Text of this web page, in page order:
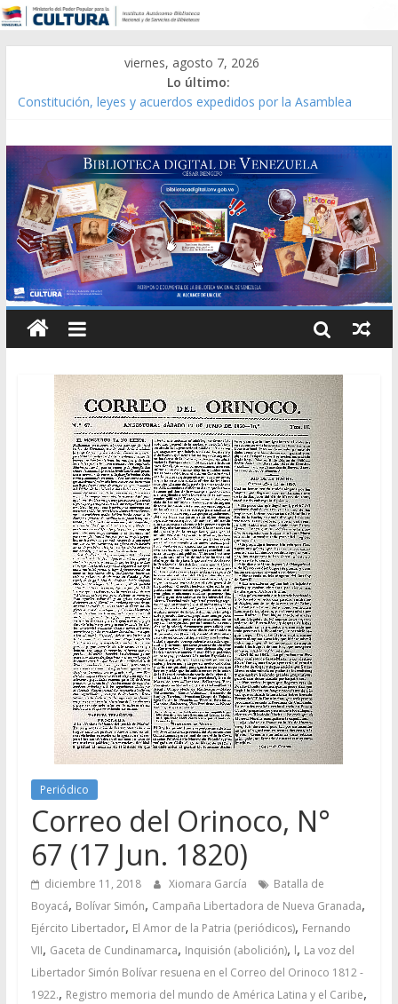
viernes, agosto 7, 2026
Lo último:
Constitución, leyes y acuerdos expedidos por la Asamblea
Modesta Bor Sánchez [material gráfico]
Gaceta Oficial de la República de Venezuela año CXXXIII Mes V,
Caracas 09 de marzo de 2006 N° 38.394
Catálogo temático de obras de Modesta Bor
Periódico
Correo del Orinoco, N°
67 (17 Jun. 1820)
diciembre 11, 2018 Xiomara García
Batalla de
Boyacá, Bolívar Simón, Campaña Libertadora de Nueva Granada,
Ejército Libertador, El Amor de la Patria (periódicos), Fernando
VII, Gaceta de Cundinamarca, Inquisión (abolición), l, La voz del
Libertador Simón Bolívar resuena en el Correo del Orinoco 1812 -
1922., Registro memoria del mundo de América Latina y el Caribe,